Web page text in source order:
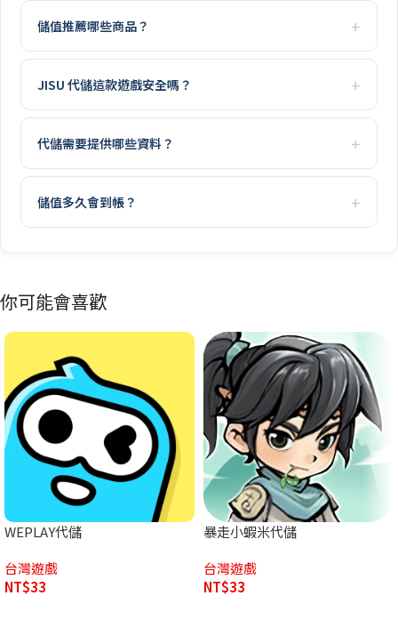
儲值推薦哪些商品？
JISU 代儲這款遊戲安全嗎？
代儲需要提供哪些資料？
儲值多久會到帳？
你可能會喜歡
WEPLAY代儲
台灣遊戲
NT$33
暴走小蝦米代儲
台灣遊戲
NT$33